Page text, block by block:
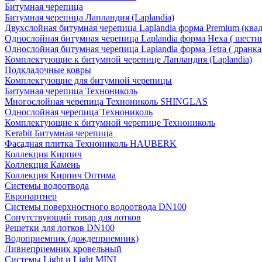
Битумная черепица
Битумная черепица Лапландия (Laplandia)
Двухслойная битумная черепица Laplandia форма Premium
Однослойная битумная черепица Laplandia форма Hexa (
Однослойная битумная черепица Laplandia форма Tetra (
Комплектующие к битумной черепице Лапландия (Laplandia)
Подкладочные ковры
Комплектующие для битумной черепицы
Битумная черепица Технониколь
Многослойная черепица Технониколь SHINGLAS
Однослойная черепица Технониколь
Комплектующие к битумной черепице Технониколь
Kerabit Битумная черепица
Фасадная плитка Технониколь HAUBERK
Кол​лекция Кирпич
Кол​лекция Камень
Коллекция Кирпич Оптима
Системы водоотвода
Европартнер
Системы поверхностного водоотвода DN100
Сопутствующий товар для лотков
Решетки для лотков DN100
Водоприемник (дождеприемник)
Ливнеприемник кровельный
Системы Light и Light MINI